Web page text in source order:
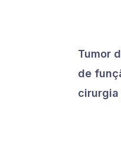
Tumor
de
cirurgia